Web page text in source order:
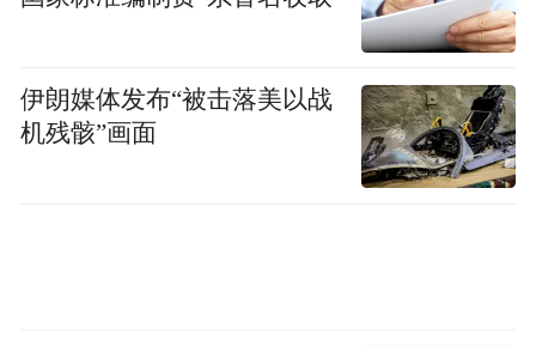
伊朗媒体发布“被击落美以战
机残骸”画面